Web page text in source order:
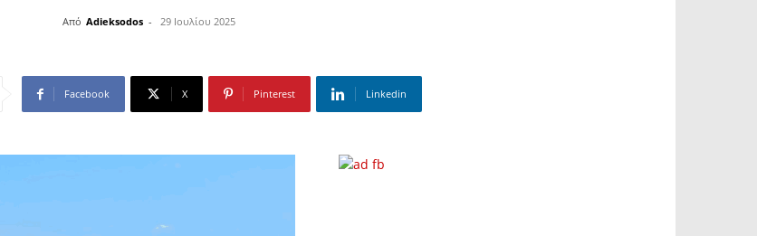
Από Adieksodos - 29 Ιουλίου 2025
Facebook X Pinterest Linkedin